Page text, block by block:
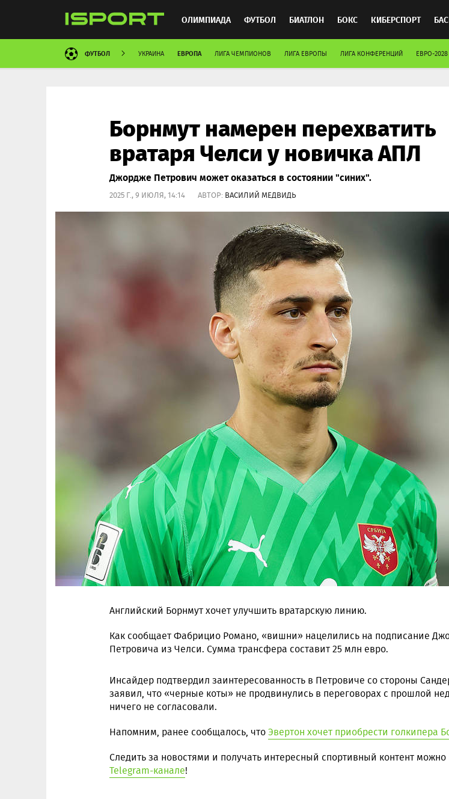
ОЛИМПИАДА ФУТБОЛ БИАТЛОН БОКС КИБЕРСПОРТ
ХОККЕЙ ММА АВТОСПОРТ
ФУТБОЛ УКРАИНА ЕВРОПА ЛИГА ЧЕМПИОНОВ ЛИГА ЕВРОПЫ ЛИГА КОНФЕРЕНЦИЙ ЕВРО-2028
Борнмут намерен перехватить
вратаря Челси у новичка АПЛ
Джордже Петрович может оказаться в состоянии "синих".
2025 Г., 9 ИЮЛЯ, 14:14 АВТОР: ВАСИЛИЙ МЕДВИДЬ
Английский Борнмут хочет улучшить вратарскую линию.
Как сообщает Фабрицио Романо, «вишни» нацелились на подписание
Петровича из Челси. Сумма трансфера составит 25 млн евро.
Инсайдер подтвердил заинтересованность в Петровиче со стороны
заявил, что «черные коты» не продвинулись в переговорах с прошлой
ничего не согласовали.
Напомним, ранее сообщалось, чтоЭвертон хочет приобрести голкипера
Следить за новостями и получать интересный спортивный контент
Telegram-канале!